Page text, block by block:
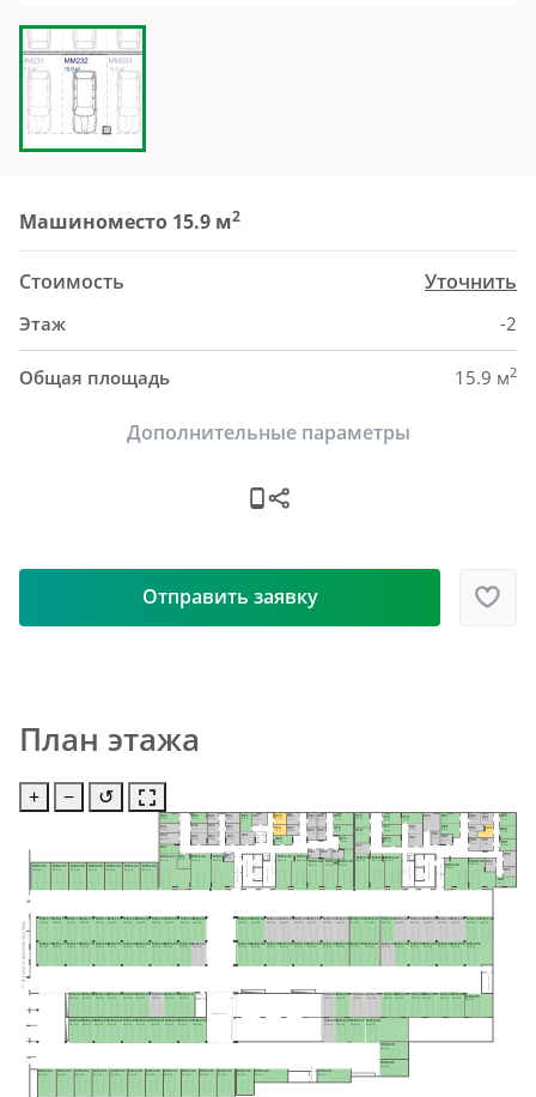
Машиноместо 15.9 м2
Стоимость Уточнить
Этаж -2
Общая площадь 15.9 м2
Дополнительные параметры
Отправить заявку
План этажа
+ − ↺
Тамбур-шлюз
Тамбур-шлюз
Тамбур
Тамбур-шлюз Лифтовый холл Лифтовый холл
Тамбур-шлюз Тамбур-шлюз Тамбур-шлюз
Тамбур-шлюз
Пом. уб.
4.6 м²
MM126
22.3 м²
MM127
22.3 м²
MM128
22.3 м²
MM129
22.3 м²
MM130
22.3 м²
MM131
22.3 м²
MM132
22.3 м²
MM133
37.1 м²
MM134
30.9 м²
MM135
29.9 м²
MM136
23.7 м²
MM137
MM138
20.2 м²
MM139
19.4 м²
MM140
22.8 м²
MM141
21.5 м²
MM142MM143
24.8 м²
MM144
31.8 м²
MM145
28.0 м²
MM146
15.5 м²
MM147
15.9 м²
MM148
15.9 м²
MM149
15.9 м²
MM150
15.9 м²
MM151
15.9 м²
MM152
15.9 м²
MM153
15.5 м²
MM154
MM155
MM156
15.9 м²
MM157
15.9 м²
MM158
15.9 м²
MM159
15.9 м²
MM160
15.9 м²
MM161
15.9 м²
MM162
15.9 м²
MM163
17.0 м²
MM164
15.9 м²
MM165
15.9 м²
MM166
15.9 м²
MM167
15.9 м²
MM168
15.9 м²
MM169
15.9 м²
MM170
15.9 м²
MM171
15.9 м²
MM172
15.9 м²
MM173
15.9 м²
MM174
15.9 м²
MM175
17.0 м²
MM176
17.0 м²
MM177
15.9 м²
MM178
15.9 м²
MM179
15.9 м²
MM180
15.9 м²
MM181
15.9 м²
MM182
15.9 м²
MM183
15.9 м²
MM184
15.9 м²
MM185
15.9 м²
MM186
15.9 м²
MM187
15.9 м²
MM188
17.0 м²
MM189
15.9 м²
MM190
15.9 м²
MM191
15.9 м²
MM192
15.9 м²
MM193
15.9 м²
MM194
15.9 м²
MM195
15.5 м²
MM196MM197 MM198
15.5 м²
MM199
15.9 м²
MM200
15.9 м²
MM201
15.9 м²
MM202
15.9 м²
MM203
15.9 м²
MM204
30.5 м²
MM205
28.9 м²
MM206
15.0 м²
MM207
15.0 м²
MM208
15.0 м²
MM209
15.0 м²
MM210
15.0 м²
MM211
15.0 м²
MM212
16.5 м²
MM213
16.5 м²
MM214
15.0 м²
MM215
15.0 м²
MM216
18.6 м²
MM217
15.9 м²
MM218
15.9 м²
MM219
15.9 м²
MM220
15.9 м²
MM221
15.9 м²
MM222
15.9 м²
MM223
15.9 м²
MM224
15.9 м²
MM225
15.9 м²
MM226
15.9 м²
MM227
15.9 м²
MM228
15.9 м²
MM229
15.9 м²
MM230
15.9 м²
MM231
15.9 м²
MM232
15.9 м²
MM233
15.9 м²
MM234
15.9 м²
MM235
15.0 м²
MM236
15.0 м²
MM237
15.9 м²
MM238
46.0 м²
MM239
21.0 м²
MM240
21.0 м²
MM241
22.9 м²
MM242
22.9 м²
MM243
19.8 м²
MM244
MM245
21.6 м²
MM246
21.6 м²
MM247
21.6 м²
MM248
21.6 м²
MM249
21.6 м²
MM250
21.6 м²
MM251
21.6 м²
MM252
21.6 м²
MM253
21.6 м²
MM254
23.4 м²
H40
8.9 м²
H41
7.9 м²
H42
10.0 м²
H43
7.5 м²
H44
8.0 м²
H45
6.9 м²
H46
6.7 м²
H47
8.0 м²
H48
5.0 м²
H49
4.7 м²
H50
5.8 м²
H51
6.2 м²
H52
5.9 м²
H53
H54
3.9 м²
H55
9.4 м²
H56
7.8 м²
H57
7.7 м²
H58
6.2 м²
H59
5.8 м²
H60
H61
H62
5.5 м²
H63
5.9 м²
H64
H65
H66
4.8 м²
H67 H68
H69
H70
9.2 м²
H71
8.4 м²
H72
H73
9.2 м²
H74
9.8 м²
H75
H76
8.8 м²
H77
8.5 м²
H78
8.9 м²
H79
9.4 м²
H80
6.7 м²
H81
7.3 м²
H82
13.5 м²
H83
H84
8.4 м²
H85
9.8 м²
H86
5.6 м²
H87
5.9 м²
H88
6.4 м²
H89
7.0 м²
H90
H91
6.5 м²
H92
6.0 м²
H93
H94
8.7 м²
H95
8.4 м²
H96
H97
H98
8.4 м²
H99
6.2 м²
II этап строительства